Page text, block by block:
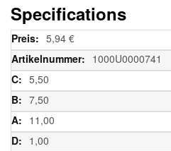
Specifications
Weitere
Informationen
5,94 €
1000U0000741
5,50
7,50
11,00
1,00